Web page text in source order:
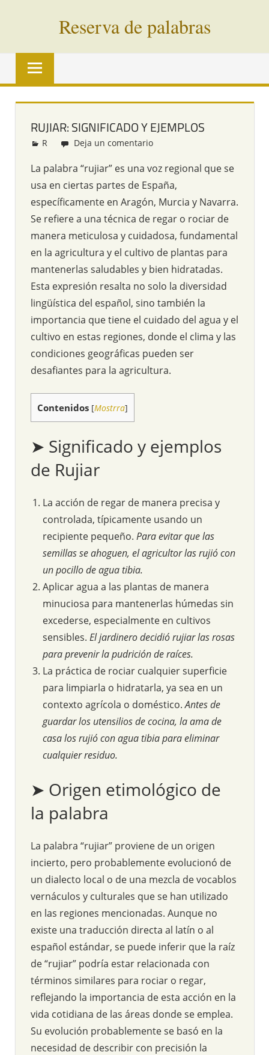
Reserva de palabras
Palabras
vías
todo
mundo
RUJIAR: SIGNIFICADO Y EJEMPLOS
Redacción
R Deja un comentario
La palabra “rujiar” es una voz regional que se
usa en ciertas partes de España,
específicamente en Aragón, Murcia y Navarra.
Se refiere a una técnica de regar o rociar de
manera meticulosa y cuidadosa, fundamental
en la agricultura y el cultivo de plantas para
mantenerlas saludables y bien hidratadas.
Esta expresión resalta no solo la diversidad
lingüística del español, sino también la
importancia que tiene el cuidado del agua y el
cultivo en estas regiones, donde el clima y las
condiciones geográficas pueden ser
desafiantes para la agricultura.
Contenidos [Mostrra]
➤ Significado y ejemplos
de Rujiar
La acción de regar de manera precisa y
controlada, típicamente usando un
recipiente pequeño. Para evitar que las
semillas se ahoguen, el agricultor las rujió con
un pocillo de agua tibia.
Aplicar agua a las plantas de manera
minuciosa para mantenerlas húmedas sin
excederse, especialmente en cultivos
sensibles. El jardinero decidió rujiar las rosas
para prevenir la pudrición de raíces.
La práctica de rociar cualquier superficie
para limpiarla o hidratarla, ya sea en un
contexto agrícola o doméstico.Antes de
guardar los utensilios de cocina, la ama de
casa los rujió con agua tibia para eliminar
cualquier residuo.
➤ Origen etimológico de
la palabra
La palabra “rujiar” proviene de un origen
incierto, pero probablemente evolucionó de
un dialecto local o de una mezcla de vocablos
vernáculos y culturales que se han utilizado
en las regiones mencionadas. Aunque no
existe una traducción directa al latín o al
español estándar, se puede inferir que la raíz
de “rujiar” podría estar relacionada con
términos similares para rociar o regar,
reflejando la importancia de esta acción en la
vida cotidiana de las áreas donde se emplea.
Su evolución probablemente se basó en la
necesidad de describir con precisión la